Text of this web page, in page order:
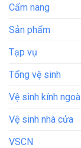
Cẩm nang
Sản phẩm
Tạp vụ
Tổng vệ sinh
Vệ sinh kính
Vệ sinh nhà cửa
VSCN